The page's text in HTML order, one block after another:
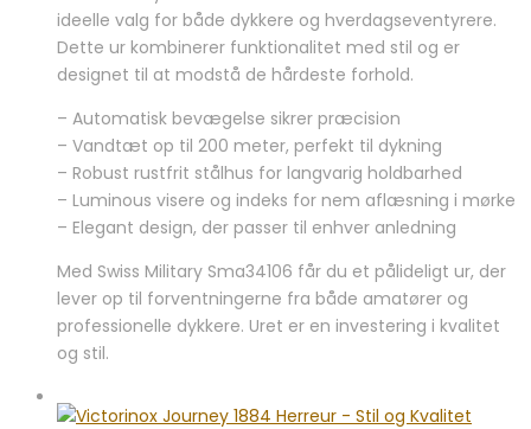
var:
6.999,00 kr..
er:
5.995,00 kr..
ideelle valg for både dykkere og hverdagseventyrere.
Dette ur kombinerer funktionalitet med stil og er
designet til at modstå de hårdeste forhold.
– Automatisk bevægelse sikrer præcision
– Vandtæt op til 200 meter, perfekt til dykning
– Robust rustfrit stålhus for langvarig holdbarhed
– Luminous visere og indeks for nem aflæsning i mørke
– Elegant design, der passer til enhver anledning
Med Swiss Military Sma34106 får du et pålideligt ur, der
lever op til forventningerne fra både amatører og
professionelle dykkere. Uret er en investering i kvalitet
og stil.